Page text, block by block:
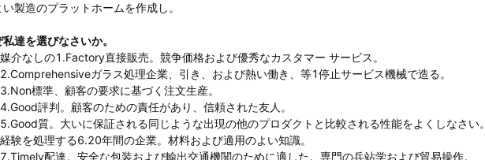
製造のプラットホームを作成し。
達を選びなさいか。
媒介なしの1.Factory直接販売。競争価格および優秀なカスタマー サービス。
2.Comprehensiveガラス処理企業、引き、および熱い働き、等1停止サービス機械で造る。
3.Non標準、顧客の要求に基づく注文生産。
4.Good評判。顧客のための責任があり、信頼された友人。
5.Good質。大いに保証される同じような出現の他のプロダクトと比較される性能をよくしなさい。
経験を処理する6.20年間の企業。材料および適用のよい知識。
7.Timely配達。安全な包装および輸出交通機関のために適した。専門の兵站学および貿易操作。